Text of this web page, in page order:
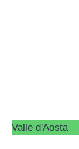
Valle d'Aosta